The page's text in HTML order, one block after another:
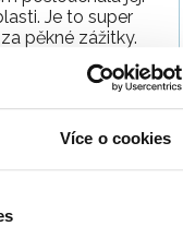
Více o cookies
Je to super
pěkné zážitky.